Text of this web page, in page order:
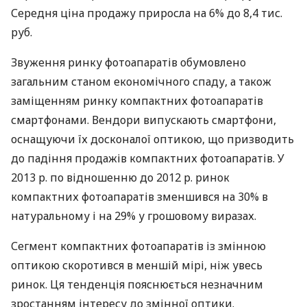
Середня ціна продажу приросла на 6% до 8,4 тис.
руб.
Звуження ринку фотоапаратів обумовлено
загальним станом економічного спаду, а також
заміщенням ринку компактних фотоапаратів
смартфонами. Вендори випускають смартфони,
оснащуючи їх досконалої оптикою, що призводить
до падіння продажів компактних фотоапаратів. У
2013 р. по відношенню до 2012 р. ринок
компактних фотоапаратів зменшився на 30% в
натуральному і на 29% у грошовому виразах.
Сегмент компактних фотоапаратів із змінною
оптикою скоротився в меншій мірі, ніж увесь
ринок. Ця тенденція пояснюється незначним
зростанням інтересу до змінної оптики.